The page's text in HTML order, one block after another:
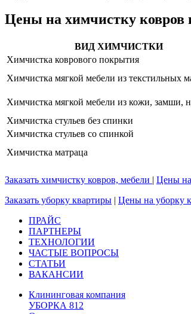
Цены на химчистку ковров
ВИД ХИМЧИСТКИ
Химчистка коврового покрытия
Химчистка мягкой мебели из текстильных
Химчистка мягкой мебели из кожи, замши,
Химчистка стульев без спинки
Химчистка стульев со спинкой
Химчистка матраца
Заказать химчистку ковров, мебели | Цены
Заказать уборку квартиры | Цены на уборку
ПРАЙС
ПАРТНЕРЫ
ТЕХНОЛОГИИ
ЧАСТЫЕ ВОПРОСЫ
СТАТЬИ
ВАКАНСИИ
Клининговая компания
УБОРКА 812